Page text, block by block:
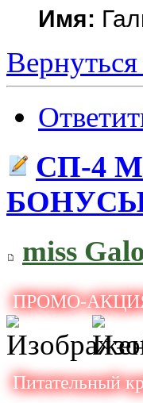
Имя:
СП-4
БОНУСЫ
miss
ПРОМО-
Питательный